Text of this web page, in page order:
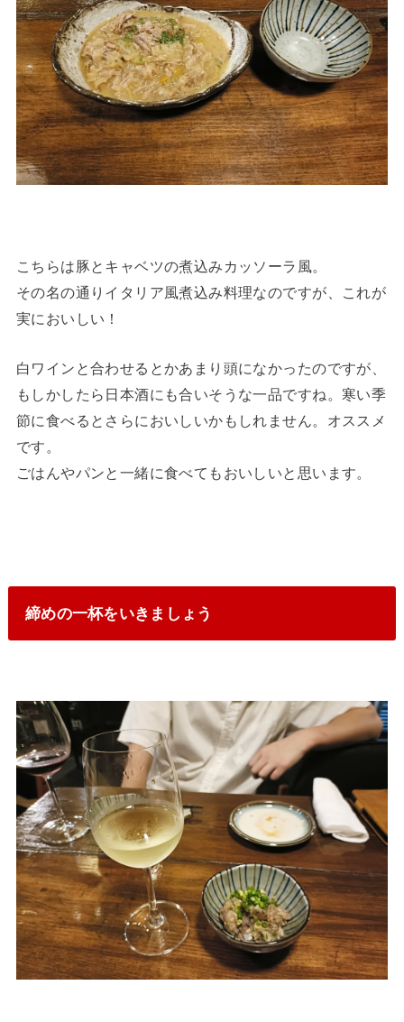
こちらは豚とキャベツの煮込みカッソーラ風。
その名の通りイタリア風煮込み料理なのですが、これが
実においしい！
白ワインと合わせるとかあまり頭になかったのですが、
もしかしたら日本酒にも合いそうな一品ですね。寒い季
節に食べるとさらにおいしいかもしれません。オススメ
です。
ごはんやパンと一緒に食べてもおいしいと思います。
締めの一杯をいきましょう